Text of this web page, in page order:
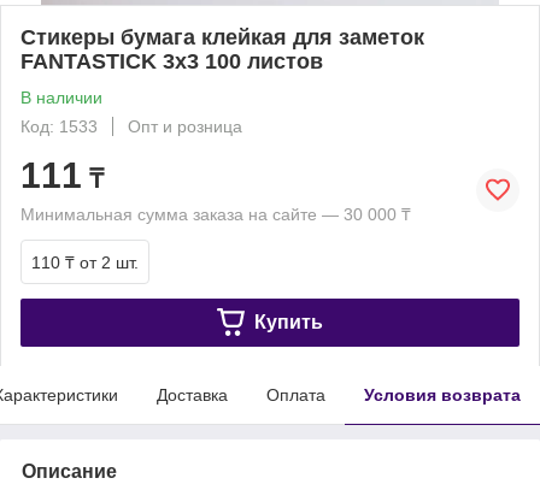
Стикеры бумага клейкая для заметок
FANTASTICK 3х3 100 листов
В наличии
Код: 1533
Опт и розница
111 ₸
Минимальная сумма заказа на сайте — 30 000 ₸
110 ₸ от 2 шт.
Купить
Доставка Оплата Условия возврата
Описание